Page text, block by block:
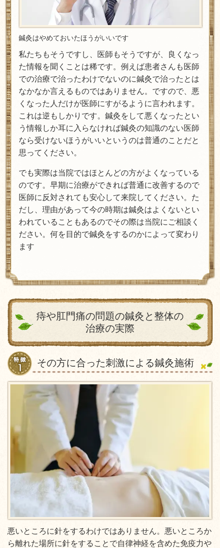
鍼灸はやめておいたほうがいいです
私たちもそうですし、医師もそうですが、良くなっ
た情報を聞くことは稀です。例えば患者さんも医師
での治療で治ったわけでないのに鍼灸で治ったとは
なかなか言えるものではありません。ですので、悪
くなった人だけが医師にすがるように言われます。
これは逆もしかりです。鍼灸をして悪くなったとい
う情報しか耳に入らなければ鍼灸の知識のない医師
なら受けないほうがいいというのは普通のことだと
思ってください。
でも実際は当院ではほとんどの方がよくなっている
のです。早期に治療ができれば普通に改善するので
医師に反対されても安心して来院してください。た
だし、理由があって今の時期は鍼灸はよくないとい
われていることもあるのでその際は当院にご相談く
ださい。何を目的で鍼灸をするのかによって変わり
ます
痔や肛門痛の問題の鍼灸と整体の
治療の実際
その方に合った刺激による鍼灸施術
悪いところに針をするわけではありません。悪いところか
ら離れた場所に針をすることで自律神経を含めた免疫力や